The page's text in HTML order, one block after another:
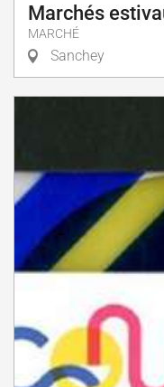
Marchés
MARCHÉ
Sanchey